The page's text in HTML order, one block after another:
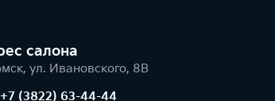
салонa
ул. Ивановского, 8В
+7 (3822) 63-44-44